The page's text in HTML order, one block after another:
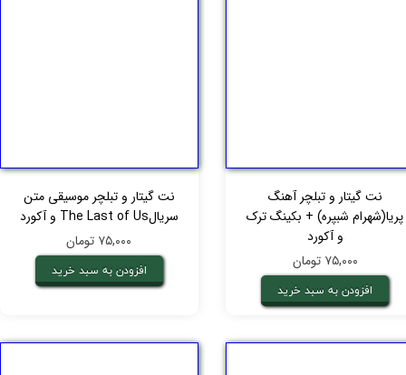
نت گیتار و تبلچر آهنگ
پریا(شهرام شبپره) + بکینگ ترک
و آکورد
۷۵,۰۰۰ تومان
افزودن به سبد خرید
نت گیتار و تبلچر موسیقی متن
سریالThe Last of Us و آکورد
۷۵,۰۰۰ تومان
افزودن به سبد خرید